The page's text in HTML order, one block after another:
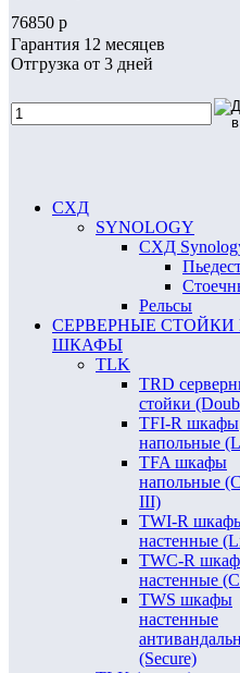
76850 p
Гарантия 12 месяцев
Отгрузка от 3 дней
СХД
SYNOLOGY
СХД
Рельсы
СЕРВЕРНЫЕ СТОЙКИ
ШКАФЫ
TLK
TRD
стойки
TFI-R шкафы
напольные
TFA шкафы
напольные
III)
TWI-R
настенные
TWC-R
настенные
TWS шкафы
настенные
(Secure)